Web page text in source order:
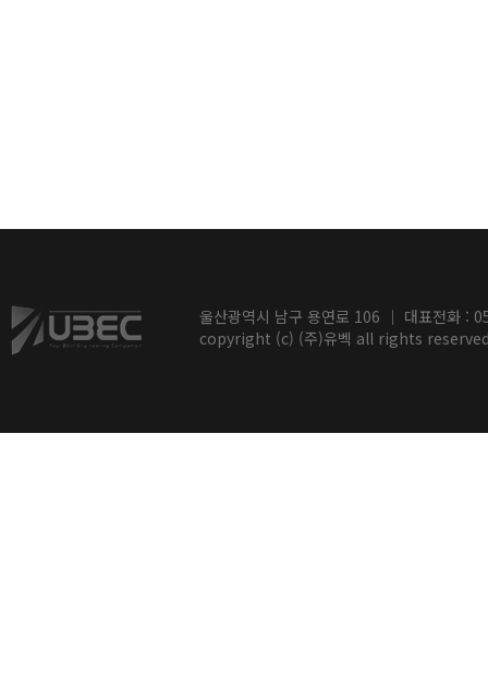
울산광역시 남구 용연로 106 ｜ 대표전화
copyright (c) (주)유벡 all rights